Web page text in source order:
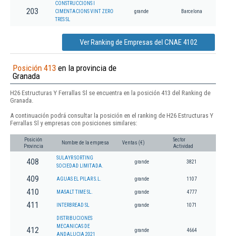
203
CONSTRUCCIONS I
CIMENTACIONS VINT ZERO
TRES SL
grande Barcelona
Ver Ranking de Empresas del CNAE 4102
Posición 413 en la provincia de
Granada
H26 Estructuras Y Ferrallas Sl se encuentra en la posición 413 del Ranking de
Granada.
A continuación podrá consultar la posición en el ranking de H26 Estructuras Y
Ferrallas Sl y empresas con posiciones similares:
Posición
Provincia
Nombre de la empresa Ventas (€)
Sector
Actividad
408
SULAYR SORTING
SOCIEDAD LIMITADA.
grande 3821
409 AGUAS EL PILAR S.L. grande 1107
410 MASALT TIME SL. grande 4777
411 INTERBREAD SL grande 1071
412
DISTRIBUCIONES
MECANICAS DE
ANDALUCIA 2021
grande 4664